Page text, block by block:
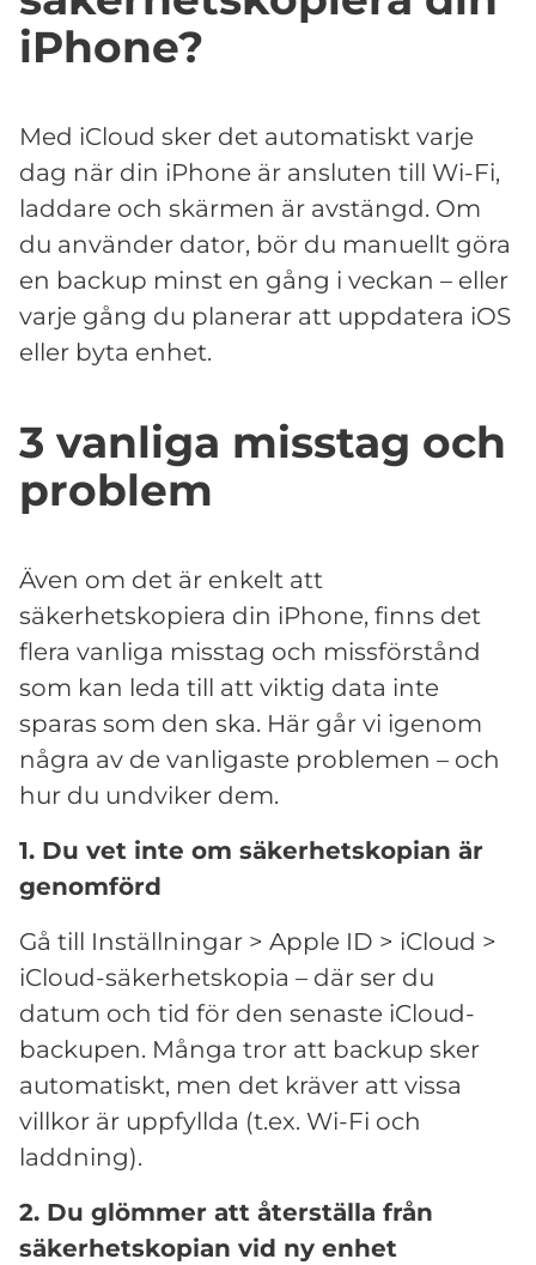
iPhone?
Med iCloud sker det automatiskt varje
dag när din iPhone är ansluten till Wi-Fi,
laddare och skärmen är avstängd. Om
du använder dator, bör du manuellt göra
en backup minst en gång i veckan – eller
varje gång du planerar att uppdatera iOS
eller byta enhet.
3 vanliga misstag och
problem
Även om det är enkelt att
säkerhetskopiera din iPhone, finns det
flera vanliga misstag och missförstånd
som kan leda till att viktig data inte
sparas som den ska. Här går vi igenom
några av de vanligaste problemen – och
hur du undviker dem.
1. Du vet inte om säkerhetskopian är
genomförd
Gå till Inställningar > Apple ID > iCloud >
iCloud-säkerhetskopia – där ser du
datum och tid för den senaste iCloud-
backupen. Många tror att backup sker
automatiskt, men det kräver att vissa
villkor är uppfyllda (t.ex. Wi-Fi och
laddning).
2. Du glömmer att återställa från
säkerhetskopian vid ny enhet